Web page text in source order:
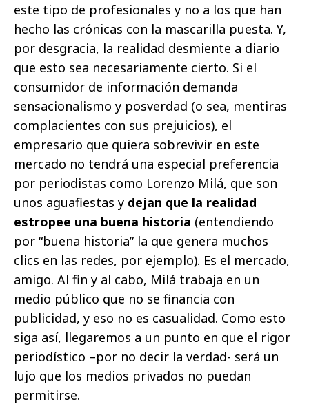
este tipo de profesionales y no a los que han
hecho las crónicas con la mascarilla puesta. Y,
por desgracia, la realidad desmiente a diario
que esto sea necesariamente cierto. Si el
consumidor de información demanda
sensacionalismo y posverdad (o sea, mentiras
complacientes con sus prejuicios), el
empresario que quiera sobrevivir en este
mercado no tendrá una especial preferencia
por periodistas como Lorenzo Milá, que son
unos aguafiestas y dejan que la realidad
estropee una buena historia (entendiendo
por “buena historia” la que genera muchos
clics en las redes, por ejemplo). Es el mercado,
amigo. Al fin y al cabo, Milá trabaja en un
medio público que no se financia con
publicidad, y eso no es casualidad. Como esto
siga así, llegaremos a un punto en que el rigor
periodístico –por no decir la verdad- será un
lujo que los medios privados no puedan
permitirse.